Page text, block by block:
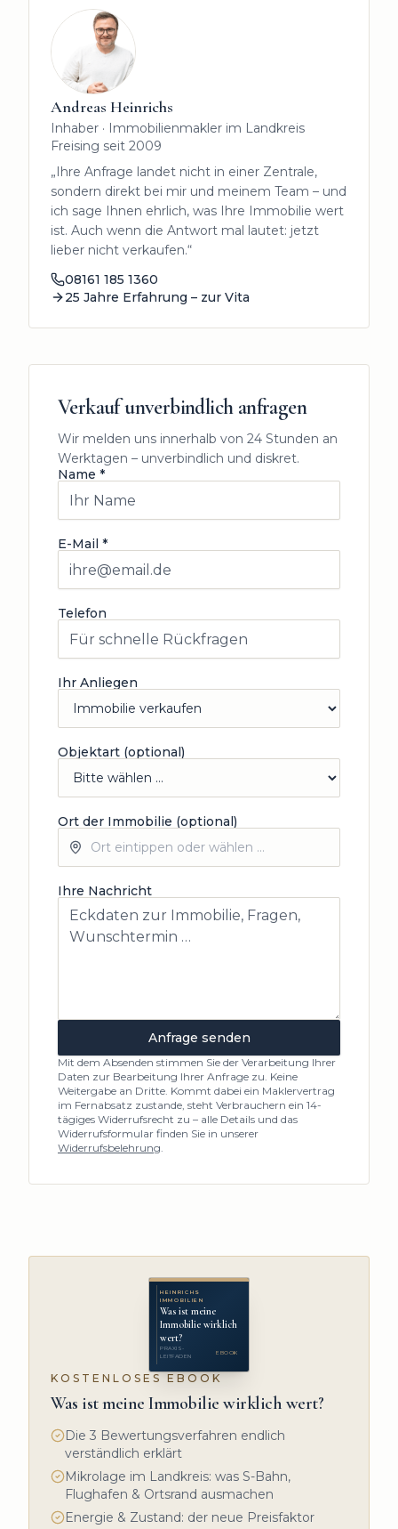
Andreas Heinrichs
Inhaber · Immobilienmakler im Landkreis
Freising seit 2009
„Ihre Anfrage landet nicht in einer Zentrale,
sondern direkt bei mir und meinem Team – und
ich sage Ihnen ehrlich, was Ihre Immobilie wert
ist. Auch wenn die Antwort mal lautet: jetzt
lieber nicht verkaufen.“
08161 185 1360
25 Jahre Erfahrung – zur Vita
Verkauf unverbindlich anfragen
Wir melden uns innerhalb von 24 Stunden an
Werktagen – unverbindlich und diskret.
Name *
E-Mail *
Telefon
Ihr Anliegen
Objektart (optional)
Ort der Immobilie (optional)
Ihre Nachricht
Anfrage senden
Mit dem Absenden stimmen Sie der Verarbeitung Ihrer
Daten zur Bearbeitung Ihrer Anfrage zu. Keine
Weitergabe an Dritte. Kommt dabei ein Maklervertrag
im Fernabsatz zustande, steht Verbrauchern ein 14-
tägiges Widerrufsrecht zu – alle Details und das
Widerrufsformular finden Sie in unserer
Widerrufsbelehrung.
HEINRICHS
IMMOBILIEN
Was ist meine
Immobilie wirklich
wert?
PRAXIS-
LEITFADEN
EBOOK
KOSTENLOSES EBOOK
Was ist meine Immobilie wirklich wert?
Die 3 Bewertungsverfahren endlich
verständlich erklärt
Mikrolage im Landkreis: was S-Bahn,
Flughafen & Ortsrand ausmachen
Energie & Zustand: der neue Preisfaktor